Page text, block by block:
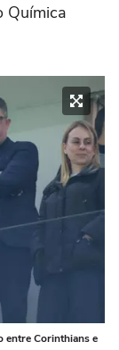
Química
entre Corinthians e